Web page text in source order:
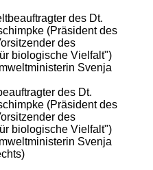
des Dt.
(Präsident des
des
biologische Vielfalt")
Svenja